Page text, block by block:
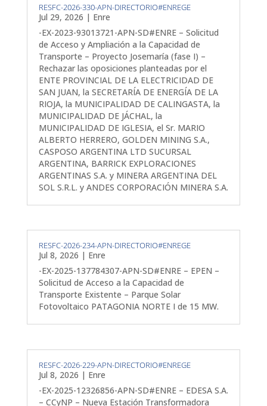
RESFC-2026-330-APN-DIRECTORIO#ENREGE
Jul 29, 2026 | Enre
-EX-2023-93013721-APN-SD#ENRE – Solicitud
de Acceso y Ampliación a la Capacidad de
Transporte – Proyecto Josemaría (fase I) –
Rechazar las oposiciones planteadas por el
ENTE PROVINCIAL DE LA ELECTRICIDAD DE
SAN JUAN, la SECRETARÍA DE ENERGÍA DE LA
RIOJA, la MUNICIPALIDAD DE CALINGASTA, la
MUNICIPALIDAD DE JÁCHAL, la
MUNICIPALIDAD DE IGLESIA, el Sr. MARIO
ALBERTO HERRERO, GOLDEN MINING S.A.,
CASPOSO ARGENTINA LTD SUCURSAL
ARGENTINA, BARRICK EXPLORACIONES
ARGENTINAS S.A. y MINERA ARGENTINA DEL
SOL S.R.L. y ANDES CORPORACIÓN MINERA S.A.
RESFC-2026-234-APN-DIRECTORIO#ENREGE
Jul 8, 2026 | Enre
-EX-2025-137784307-APN-SD#ENRE – EPEN –
Solicitud de Acceso a la Capacidad de
Transporte Existente – Parque Solar
Fotovoltaico PATAGONIA NORTE I de 15 MW.
RESFC-2026-229-APN-DIRECTORIO#ENREGE
Jul 8, 2026 | Enre
-EX-2025-12326856-APN-SD#ENRE – EDESA S.A.
– CCyNP – Nueva Estación Transformadora